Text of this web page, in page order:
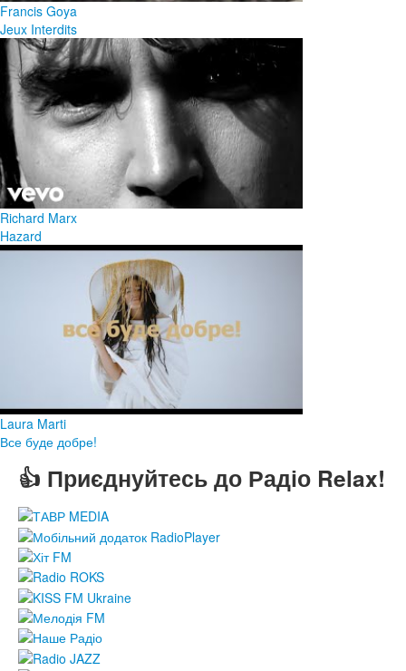
Francis Goya
Jeux Interdits
Richard Marx
Hazard
Laura Marti
Все буде добре!
👍 Приєднуйтесь до Радіо Relax!